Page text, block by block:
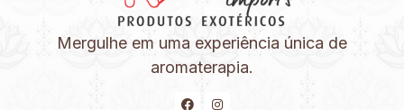
Mergulhe em uma experiência única de
aromaterapia.